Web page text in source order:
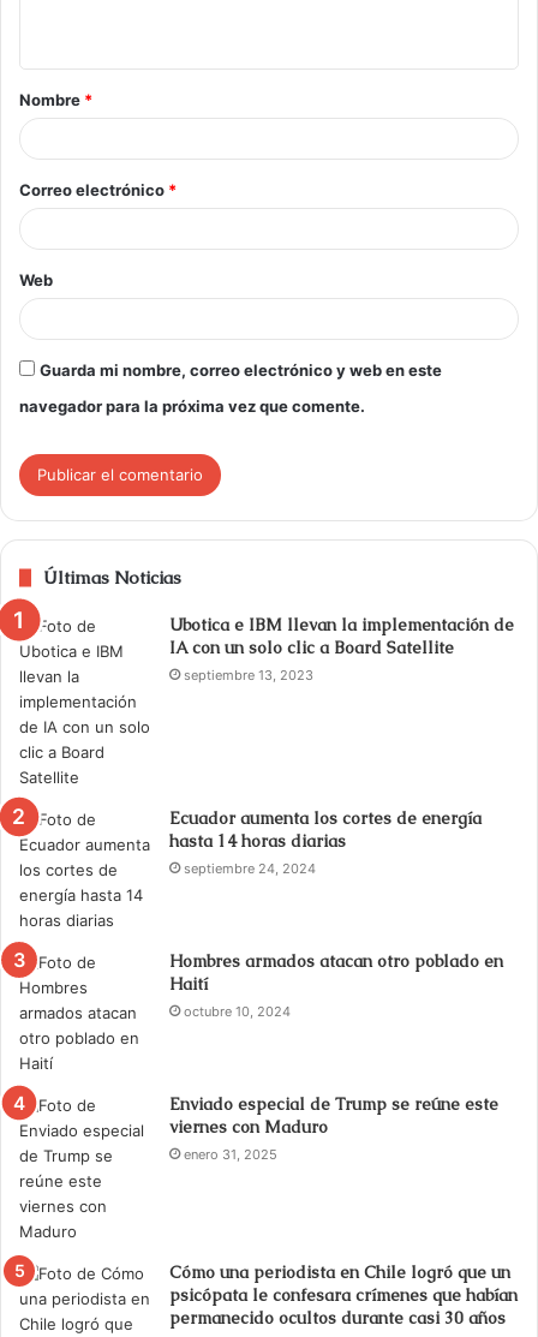
Nombre *
Correo electrónico *
Web
Guarda mi nombre, correo electrónico y web en este
navegador para la próxima vez que comente.
Últimas Noticias
Ubotica e IBM llevan la implementación de
IA con un solo clic a Board Satellite
septiembre 13, 2023
Ecuador aumenta los cortes de energía
hasta 14 horas diarias
septiembre 24, 2024
Hombres armados atacan otro poblado en
Haití
octubre 10, 2024
Enviado especial de Trump se reúne este
viernes con Maduro
enero 31, 2025
Cómo una periodista en Chile logró que un
psicópata le confesara crímenes que habían
permanecido ocultos durante casi 30 años